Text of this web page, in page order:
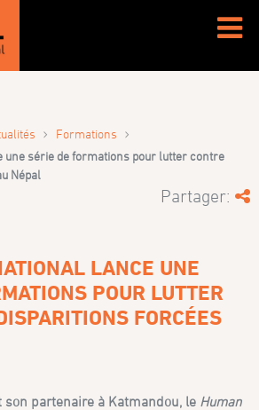
› Formations ›
une série de formations pour lutter contre
Népal
Partager:
LANCE UNE
POUR LUTTER
FORCÉES
son partenaire à Katmandou, le Human